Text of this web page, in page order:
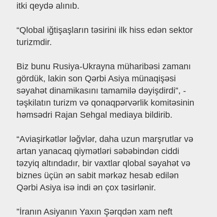
itki qeydə alınıb.
“Qlobal iğtişaşların təsirini ilk hiss edən sektor
turizmdir.
Biz bunu Rusiya-Ukrayna müharibəsi zamanı
gördük, lakin son Qərbi Asiya münaqişəsi
səyahət dinamikasını tamamilə dəyişdirdi”, -
təşkilatın turizm və qonaqpərvərlik komitəsinin
həmsədri Rajan Sehgal mediaya bildirib.
“Aviaşirkətlər ləğvlər, daha uzun marşrutlar və
artan yanacaq qiymətləri səbəbindən ciddi
təzyiq altındadır, bir vaxtlar qlobal səyahət və
biznes üçün ən sabit mərkəz hesab edilən
Qərbi Asiya isə indi ən çox təsirlənir.
”İranın Asiyanın Yaxın Şərqdən xam neft